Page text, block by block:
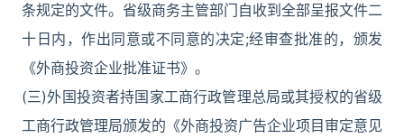
条规定的文件。省级商务主管部门自收到全部呈报文件二
十日内，作出同意或不同意的决定;经审查批准的，颁发
《外商投资企业批准证书》。
(三)外国投资者持国家工商行政管理总局或其授权的省级
工商行政管理局颁发的《外商投资广告企业项目审定意见